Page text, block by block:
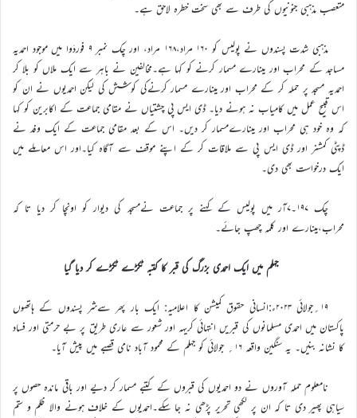
متعصب مذہبی جنونیوں کی طرف سے بھی سخت خطرہ لاحق ہے۔
مذہبی شدت پسندوں نے پولیس کو ۱۶۰ مراد،۱۶۸ مراد، اور چک نمبر ۹ فوردَوا میں موجود احمدیہ
مساجد کے محراب اور مینارے مسمار کرنے کو کہا ہے۔مخالفین نے باہر سے ایک ملاں کو بلا کر
احمدیہ مسجد پر حملہ کر کے محراب اور مینارے مسمار کرنےکی کوشش کی لیکن احمدیوں نے ان کو
اس قبیح عمل میں کامیاب نہ ہونے دیا۔ ڈی ایس پی چشتیاں نے مقامی جماعت کے اکابرین کو کہا
کہ وہ خود ہی محراب اور مینارےمسمار کر دیں۔ اس کے بعد مقامی جماعت کے ایک وفد نے
ڈپٹی کمشنر اور ڈی ایس پی سے ملاقات کر کے اپنے موقف سے آگاہ کیا۔اور اس معاملے میں
ایک درخواست بھی دی۔
چک ۱۹۷۔۷آر میں پولیس کے کہنے پر جماعت نےمسجد کی دیوار کو اونچا کر دیا تا کہ
محراب،مینارے اور کلمہ چھپ جائے۔
جہلم میں ایک احمدی بزرگ کی قبر کا کتبہ ٹکڑے ٹکڑے کر دیا گیا
۱۹؍جولائی ۲۰۲۳ء:انسانی حقوق کمیشن کا اعلامیہ: ایک بار پھر سےشر پسندوں کے ہاتھوں
پاکستان میں احمدی مسلمانوں کی قبریں انتہائی کریہہ اور شعور سے عاری طریق پر بے حرمتی اور فساد
کا نشانہ بنیں۔ یہ سنگین واقعہ ۱۶؍ جولائی کو جہلم کے محمود آباد نامی قصبے میں پیش آیا۔
نامعلوم حملہ آوروں نے دو احمدیوں کی قبروں کے کتبے مسمار کر دیے اور باقی ماندہ حصوں پر
سیاہی پھیر دی تا کہ ان پر لکھی تحریر پڑھی نہ جا سکے۔احمدیوں کے خلاف ہونے والا ظلم و ستم